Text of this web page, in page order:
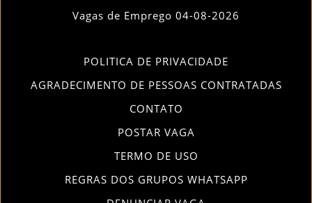
Vagas de Emprego 04-08-2026
POLITICA DE PRIVACIDADE
AGRADECIMENTO DE PESSOAS CONTRATADAS
CONTATO
POSTAR VAGA
TERMO DE USO
REGRAS DOS GRUPOS WHATSAPP